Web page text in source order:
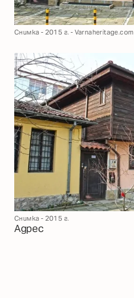
Снимка - 2015 г. - Varnaheritage.com
Снимка - 2015 г.
Адрес